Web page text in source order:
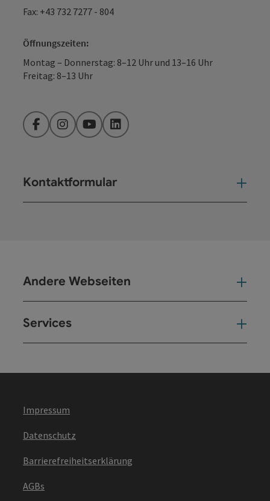
Fax: +43 732 7277 - 804
Öffnungszeiten:
Montag – Donnerstag: 8–12 Uhr und 13–16 Uhr
Freitag: 8–13 Uhr
FacebookInstagramYouTubeLinkedIn
Kontaktformular
Andere Webseiten
Services
Impressum
Datenschutz
Barrierefreiheitserklärung
AGBs